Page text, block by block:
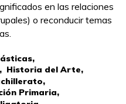
en las relaciones
o reconducir temas
Historia del Arte,
Primaria,